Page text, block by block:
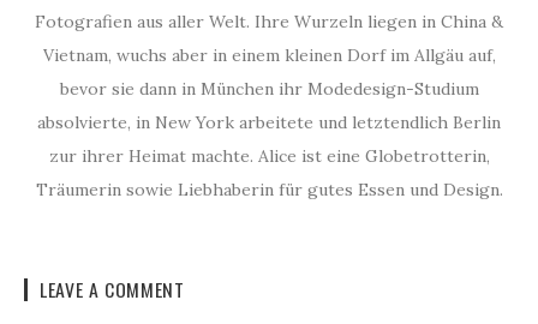
Fotografien aus aller Welt. Ihre Wurzeln liegen in China &
Vietnam, wuchs aber in einem kleinen Dorf im Allgäu auf,
bevor sie dann in München ihr Modedesign-Studium
absolvierte, in New York arbeitete und letztendlich Berlin
zur ihrer Heimat machte. Alice ist eine Globetrotterin,
Träumerin sowie Liebhaberin für gutes Essen und Design.
LEAVE A COMMENT